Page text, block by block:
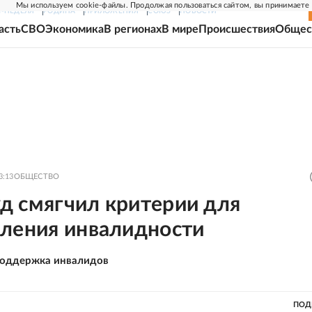
Мы используем cookie-файлы. Продолжая пользоваться сайтом, вы принимаете
НЕДЕЛЯ РОДИНА ПРИЛОЖЕНИЯ СОЮЗ НОВОСТИ
СВОЭкономикаВ регионахВ мире Происшествия
ОБЩЕСТВО
смягчил критерии для
инвалидности
инвалидов